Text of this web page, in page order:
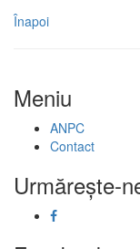
Înapoi
Meniu
ANPC
Contact
Urmăreşte-